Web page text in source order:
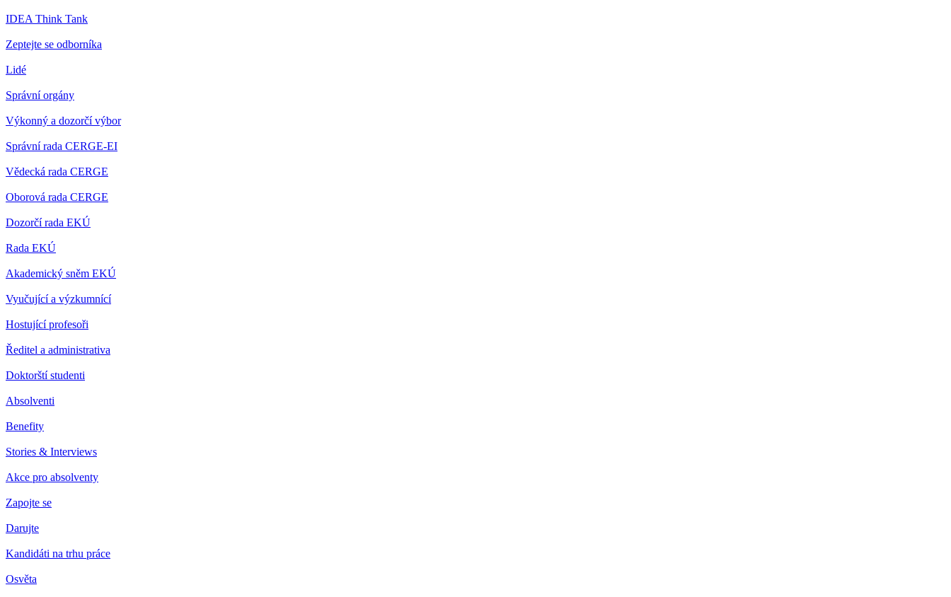
IDEA Think Tank
Zeptejte se odborníka
Lidé
Správní orgány
Výkonný a dozorčí výbor
Správní rada CERGE-EI
Vědecká rada CERGE
Oborová rada CERGE
Dozorčí rada EKÚ
Rada EKÚ
Akademický sněm EKÚ
Vyučující a výzkumnící
Hostující profesoři
Ředitel a administrativa
Doktorští studenti
Absolventi
Benefity
Stories & Interviews
Akce pro absolventy
Zapojte se
Darujte
Kandidáti na trhu práce
Osvěta